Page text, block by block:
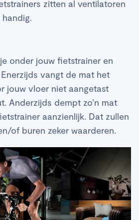
zitten al ventilatoren
onder jouw fietstrainer en
vangt de mat het
jouw vloer niet aangetast
Anderzijds dempt zo’n mat
aanzienlijk. Dat zullen
of buren zeker waarderen.